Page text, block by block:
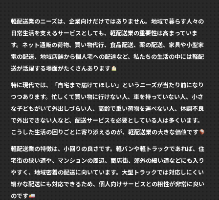
軽配送業のニーズは、企業向けだけではありません。地域で暮らす人々の
日常生活を支えるサービスとしても、軽配送業の重要性は高まっていま
す。ネット通販の荷物、買い物代行、食品配送、薬の配送、家具や小型家
電の配送、地域店舗から個人宅への配達など、私たちの生活の中には軽配
送が活躍する場面がたくさんあります
特に現代では、「自宅まで届けてほしい」というニーズが当たり前になり
つつあります。忙しくて買い物に行けない人、車を持っていない人、小さ
な子どもがいて外出しづらい人、高齢で重い荷物を運べない人、体調不良
で外出できない人など、配送サービスを必要としている人は多くいます。
こうした生活の困りごとに寄り添えるのが、軽配送業の大きな価値です
軽配送業の特徴は、小回りの良さです。軽バンや軽トラックであれば、住
宅街の狭い道や、マンションの周辺、商店街、郊外の細い道などにも入り
やすく、地域密着の配送に向いています。大型トラックでは対応しにくい
細かな配送にも対応できるため、個人向けサービスとの相性が非常に良い
のです